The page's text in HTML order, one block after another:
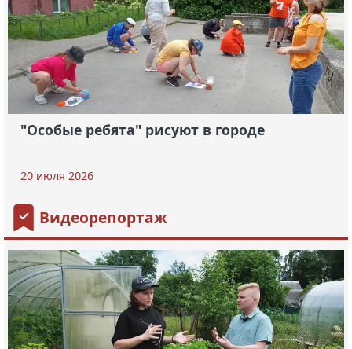
"Особые ребята" рисуют в городе
20 июля 2026
Видеорепортаж